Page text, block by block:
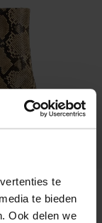
te
te bieden
Ook delen we
met trechterhak